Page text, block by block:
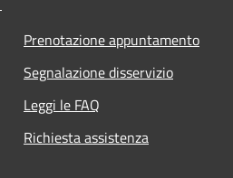
Prenotazione appuntamento
Segnalazione disservizio
Leggi le FAQ
Richiesta assistenza